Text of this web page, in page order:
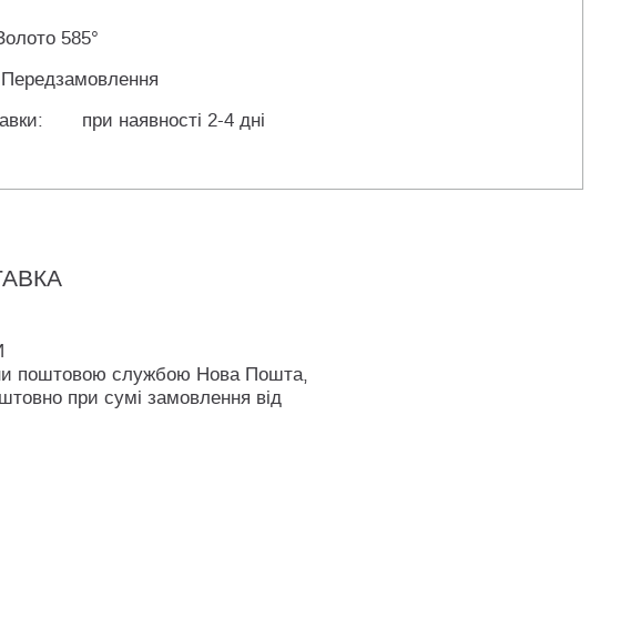
585°
Передзамовлення
при наявності 2-4 дні
поштовою службою Нова Пошта,
при сумі замовлення від